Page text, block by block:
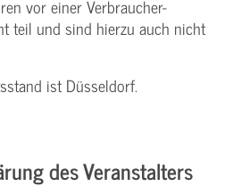
vor einer Verbraucher­
teil und sind hierzu auch nicht
ist Düsseldorf.
des Veranstalters